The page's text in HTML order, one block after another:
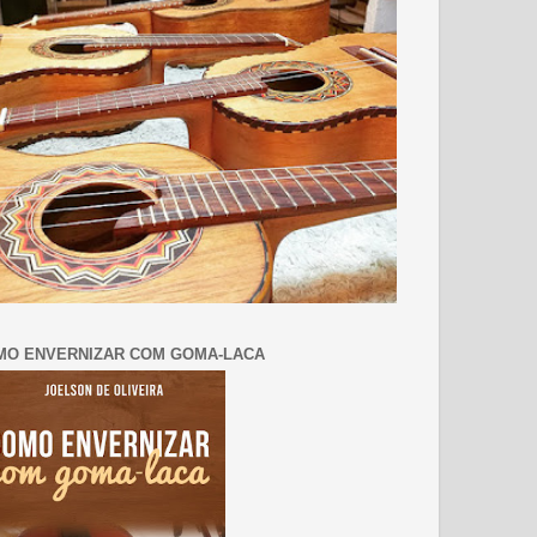
ENVERNIZAR COM GOMA-LACA